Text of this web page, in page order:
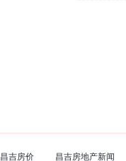
昌吉房价 昌吉房地产新闻